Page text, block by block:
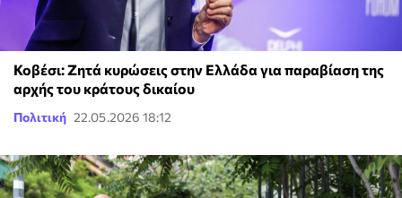
Κοβέσι: Ζητά κυρώσεις στην Ελλάδα για παραβίαση της
αρχής του κράτους δικαίου
Πολιτική 22.05.2026 18:12